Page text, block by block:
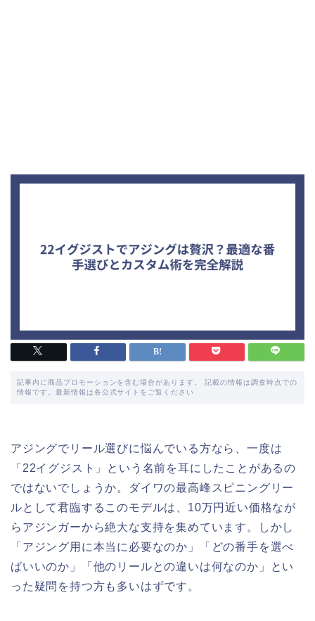
記事内に商品プロモーションを含む場合があります。 記載の情報は調査時点での
情報です。最新情報は各公式サイトをご覧ください
アジングでリール選びに悩んでいる方なら、一度は
「22イグジスト」という名前を耳にしたことがあるの
ではないでしょうか。ダイワの最高峰スピニングリー
ルとして君臨するこのモデルは、10万円近い価格なが
らアジンガーから絶大な支持を集めています。しかし
「アジング用に本当に必要なのか」「どの番手を選べ
ばいいのか」「他のリールとの違いは何なのか」とい
った疑問を持つ方も多いはずです。